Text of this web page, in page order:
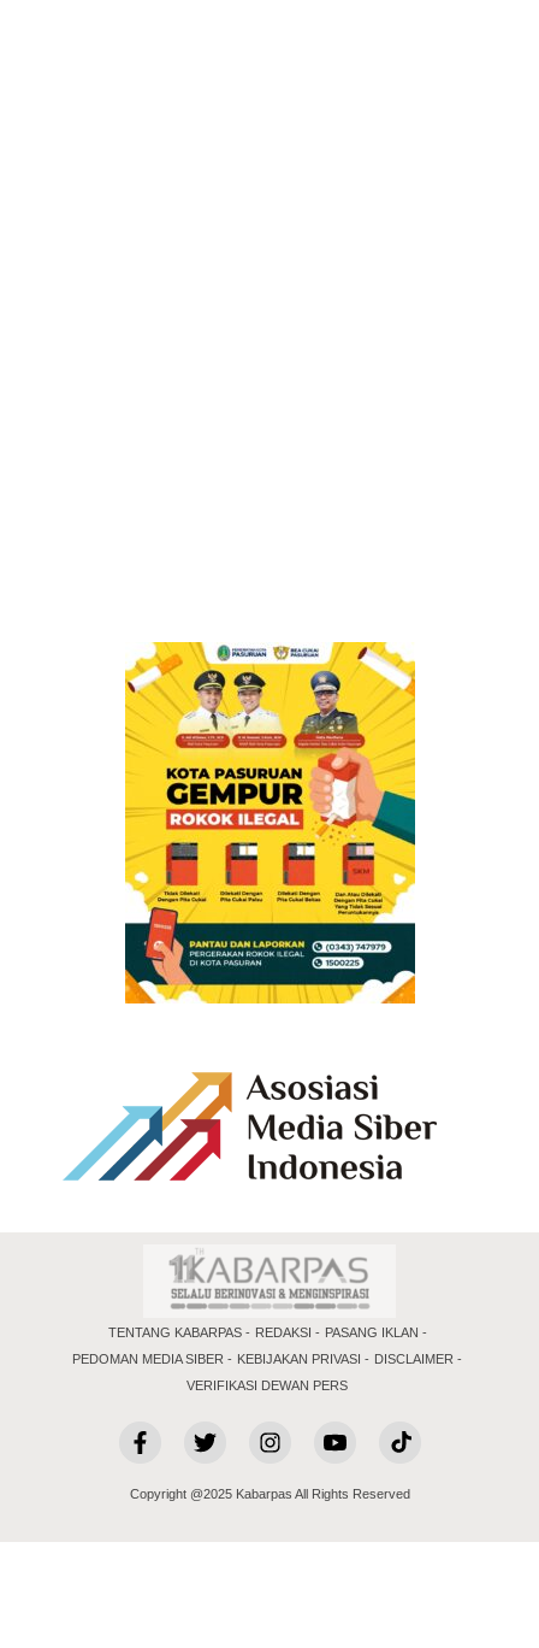
TENTANG KABARPAS REDAKSI
PASANG IKLAN
PEDOMAN MEDIA SIBER
KEBIJAKAN PRIVASI
DISCLAIMER
VERIFIKASI DEWAN PERS
Copyright @2025 Kabarpas All Rights Reserved